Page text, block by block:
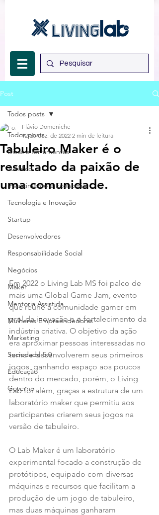
Post
Todos posts
Dicas e ferramentas
Jurídico
Investimento e Economia
Tecnologia e Inovação
Startup
Desenvolvedores
Responsabilidade Social
Negócios
Maker
Mentoria Assistida
Mulheres Empreendedoras
Marketing
Sociedade 5.0
Educação
Governo
Todos posts
Tabuleiro Maker é o
resultado da paixão de
uma comunidade.
Flávio Domeniche
12 de dez. de 2022 2 min de leitura
Em 2022 o Living Lab MS foi palco de
mais uma Global Game Jam, evento
que reúne a comunidade gamer em
prol da inovação e o fortalecimento da
indústria criativa. O objetivo da ação
era aproximar pessoas interessadas no
tema e desenvolverem seus primeiros
jogos, ganhando espaço aos poucos
dentro do mercado, porém, o Living
Lab foi além, graças a estrutura de um
laboratório maker que permitiu aos
participantes criarem seus jogos na
versão de tabuleiro.
O Lab Maker é um laboratório
experimental focado a construção de
protótipos, equipado com diversas
máquinas e recursos que facilitam a
produção de um jogo de tabuleiro,
mas duas máquinas ganharam